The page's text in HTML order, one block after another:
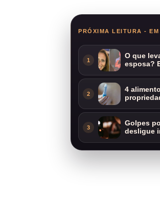
PRÓXIMA LEITURA -
1
O que
esposa?
2
4
3
Golpes
desligue